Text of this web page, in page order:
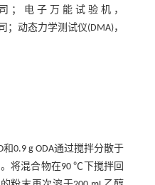
；电子万能试验机，
；动态力学测试仪(DMA)，
和0.9 g ODA通过搅拌分散于
将混合物在90 ℃下搅拌回